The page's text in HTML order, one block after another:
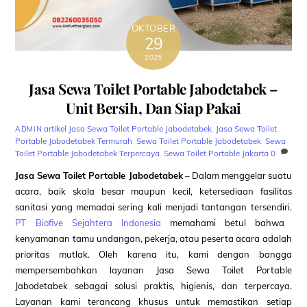
OKTOBER
29
2025
Jasa Sewa Toilet Portable Jabodetabek –
Unit Bersih, Dan Siap Pakai
ADMIN artikel Jasa Sewa Toilet Portable Jabodetabek, Jasa Sewa Toilet
Portable Jabodetabek Termurah,Sewa Toilet Portable Jabodetabek,Sewa
Toilet Portable Jabodetabek Terpercaya,Sewa Toilet Portable Jakarta 0
Jasa Sewa Toilet Portable Jabodetabek– Dalam menggelar suatu
acara, baik skala besar maupun kecil, ketersediaan fasilitas
sanitasi yang memadai sering kali menjadi tantangan tersendiri.
PT Biofive Sejahtera Indonesia memahami betul bahwa
kenyamanan tamu undangan, pekerja, atau peserta acara adalah
prioritas mutlak. Oleh karena itu, kami dengan bangga
mempersembahkan layanan Jasa Sewa Toilet Portable
Jabodetabek sebagai solusi praktis, higienis, dan terpercaya.
Layanan kami terancang khusus untuk memastikan setiap